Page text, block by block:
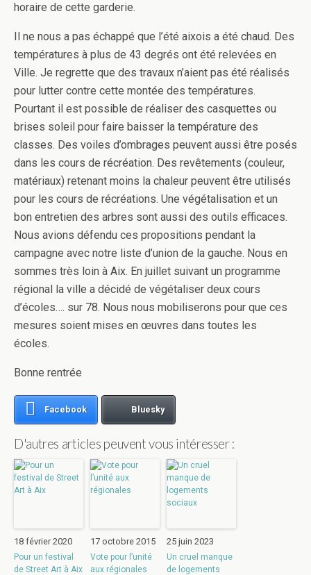
horaire de cette garderie.
Il ne nous a pas échappé que l’été aixois a été chaud. Des
températures à plus de 43 degrés ont été relevées en
Ville. Je regrette que des travaux n’aient pas été réalisés
pour lutter contre cette montée des températures.
Pourtant il est possible de réaliser des casquettes ou
brises soleil pour faire baisser la température des
classes. Des voiles d’ombrages peuvent aussi être posés
dans les cours de récréation. Des revêtements (couleur,
matériaux) retenant moins la chaleur peuvent être utilisés
pour les cours de récréations. Une végétalisation et un
bon entretien des arbres sont aussi des outils efficaces.
Nous avions défendu ces propositions pendant la
campagne avec notre liste d’union de la gauche. Nous en
sommes très loin à Aix. En juillet suivant un programme
régional la ville a décidé de végétaliser deux cours
d’écoles…. sur 78. Nous nous mobiliserons pour que ces
mesures soient mises en œuvres dans toutes les
écoles.
Bonne rentrée
Facebook Bluesky
D'autres articles peuvent vous intéresser :
18 février 2020
Pour un festival
de Street Art à Aix
17 octobre 2015
Vote pour l’unité
aux régionales
25 juin 2023
Un cruel manque
de logements